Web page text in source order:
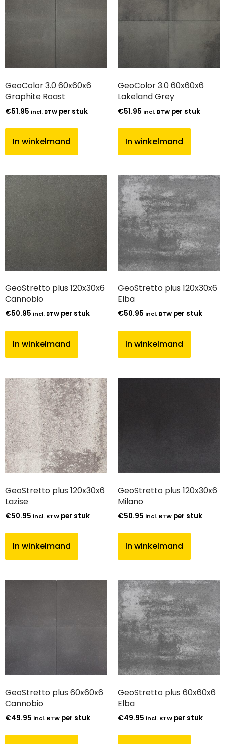
GeoColor 3.0 60x60x6
Graphite Roast
€51.95 incl. BTW per stuk
In winkelmand
GeoColor 3.0 60x60x6
Lakeland Grey
€51.95 incl. BTW per stuk
In winkelmand
GeoStretto plus 120x30x6
Cannobio
€50.95 incl. BTW per stuk
In winkelmand
GeoStretto plus 120x30x6
Elba
€50.95 incl. BTW per stuk
In winkelmand
GeoStretto plus 120x30x6
Lazise
€50.95 incl. BTW per stuk
In winkelmand
GeoStretto plus 120x30x6
Milano
€50.95 incl. BTW per stuk
In winkelmand
GeoStretto plus 60x60x6
Cannobio
€49.95 incl. BTW per stuk
GeoStretto plus 60x60x6
Elba
€49.95 incl. BTW per stuk